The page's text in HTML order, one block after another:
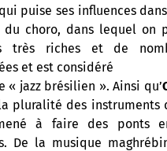
puise ses influences
du choro, dans lequel on
très riches et de
et est considéré
« jazz brésilien ». Ainsi qu’
pluralité des instruments
à faire des ponts
De la musique